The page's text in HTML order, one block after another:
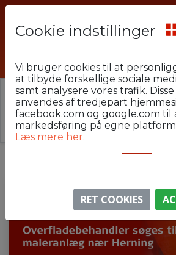
⚠️ Denne jobannonce
Stillingen er ikke længere
lignende annoncer
Cookie indstillinger
Vi bruger cookies til at
at tilbyde forskellige sociale
samt analysere vores trafik.
anvendes af tredjepart
facebook.com og google.com
markedsføring på egne
Læs mere her.
RET COOKIES